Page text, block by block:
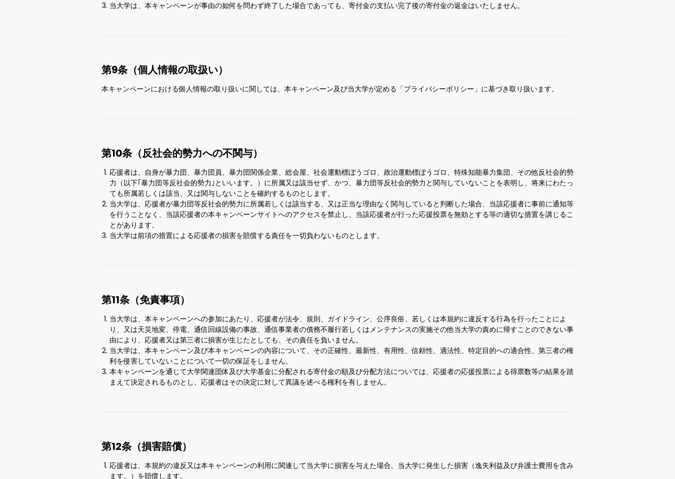
当大学は、本キャンペーンが事由の如何を問わず終了した場合であっても、寄付金の支払い完了後の寄付金の返金はいたしません。
第9条（個人情報の取扱い）
本キャンペーンにおける個人情報の取り扱いに関しては、本キャンペーン及び当大学が定める「プライバシーポリシー」に基づき取り扱います。
第10条（反社会的勢力への不関与）
応援者は、自身が暴力団、暴力団員、暴力団関係企業、総会屋、社会運動標ぼうゴロ、政治運動標ぼうゴロ、特殊知能暴力集団、その他反社会的勢
力（以下｢暴力団等反社会的勢力｣といいます。）に所属又は該当せず、かつ、暴力団等反社会的勢力と関与していないことを表明し、将来にわたっ
ても所属若しくは該当、又は関与しないことを確約するものとします。
当大学は、応援者が暴力団等反社会的勢力に所属若しくは該当する、又は正当な理由なく関与していると判断した場合、当該応援者に事前に通知等
を行うことなく、当該応援者の本キャンペーンサイトへのアクセスを禁止し、当該応援者が行った応援投票を無効とする等の適切な措置を講じるこ
とがあります。
当大学は前項の措置による応援者の損害を賠償する責任を一切負わないものとします。
第11条（免責事項）
当大学は、本キャンペーンへの参加にあたり、応援者が法令、規則、ガイドライン、公序良俗、若しくは本規約に違反する行為を行ったことによ
り、又は天災地変、停電、通信回線設備の事故、通信事業者の債務不履行若しくはメンテナンスの実施その他当大学の責めに帰すことのできない事
由により、応援者又は第三者に損害が生じたとしても、その責任を負いません。
当大学は、本キャンペーン及び本キャンペーンの内容について、その正確性、最新性、有用性、信頼性、適法性、特定目的への適合性、第三者の権
利を侵害していないことについて一切の保証をしません。
本キャンペーンを通じて大学関連団体及び大学基金に分配される寄付金の額及び分配方法については、応援者の応援投票による得票数等の結果を踏
まえて決定されるものとし、応援者はその決定に対して異議を述べる権利を有しません。
第12条（損害賠償）
応援者は、本規約の違反又は本キャンペーンの利用に関連して当大学に損害を与えた場合、当大学に発生した損害（逸失利益及び弁護士費用を含み
ます。）を賠償します。